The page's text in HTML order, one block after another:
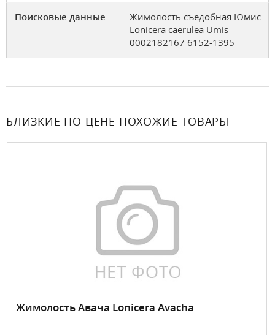
Поисковые данные
Жимолость съедобная Юмис
Lonicera caerulea Umis
0002182167 6152-1395
БЛИЗКИЕ ПО ЦЕНЕ ПОХОЖИЕ ТОВАРЫ
Жимолость Авача Lonicera Avacha